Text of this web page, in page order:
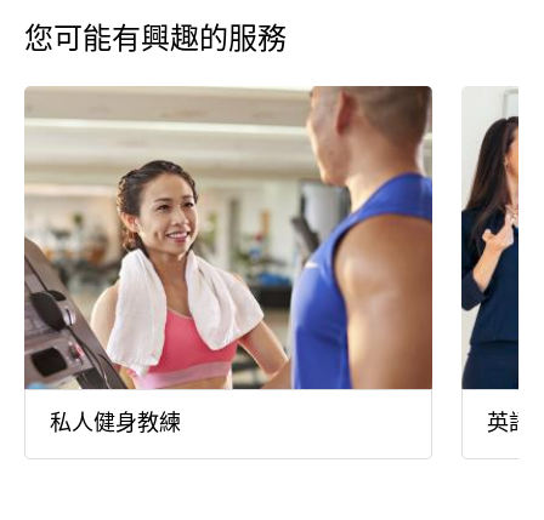
您可能有興趣的服務
私人健身教練 英語